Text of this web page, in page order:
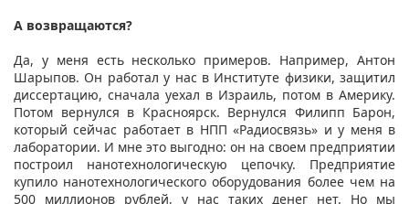
А возвращаются?
Да, у меня есть несколько примеров. Например, Антон
Шарыпов. Он работал у нас в Институте физики, защитил
диссертацию, сначала уехал в Израиль, потом в Америку.
Потом вернулся в Красноярск. Вернулся Филипп Барон,
который сейчас работает в НПП «Радиосвязь» и у меня в
лаборатории. И мне это выгодно: он на своем предприятии
построил нанотехнологическую цепочку. Предприятие
купило нанотехнологического оборудования более чем на
500 миллионов рублей, у нас таких денег нет. Но мы